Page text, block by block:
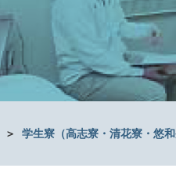
＞ 学生寮（高志寮・清花寮・悠和